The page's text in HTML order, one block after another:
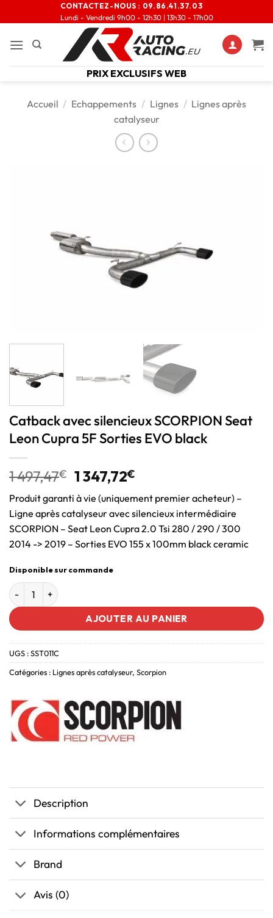
CONTACTEZ-NOUS : 09.86.41.37.03
Lundi - Vendredi 9h00 - 12h30 | 13h30 - 17h00
PRIX EXCLUSIFS WEB
Accueil / Echappements / Lignes / Lignes après
catalyseur
Catback avec silencieux SCORPION Seat
Leon Cupra 5F Sorties EVO black
1 497,47€ 1 347,72€
Produit garanti à vie (uniquement premier acheteur) –
Ligne après catalyseur avec silencieux intermédiaire
SCORPION – Seat Leon Cupra 2.0 Tsi 280 / 290 / 300
2014 -> 2019 – Sorties EVO 155 x 100mm black ceramic
Disponible sur commande
AJOUTER AU PANIER
UGS :SST011C
Catégories : Lignes après catalyseur, Scorpion
Description
Informations complémentaires
Brand
Avis (0)